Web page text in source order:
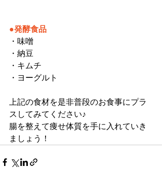
●発酵食品
・味噌
・納豆
・キムチ
・ヨーグルト
上記の食材を是非普段のお食事にプラ
スしてみてください♪
腸を整えて痩せ体質を手に入れていき
ましょう！